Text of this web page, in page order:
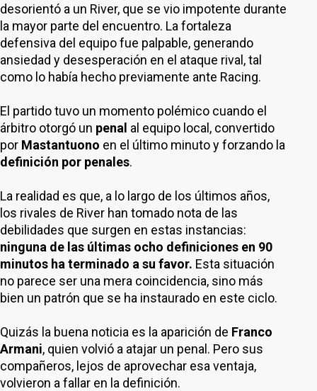
desorientó a un River, que se vio impotente durante
la mayor parte del encuentro. La fortaleza
defensiva del equipo fue palpable, generando
ansiedad y desesperación en el ataque rival, tal
como lo había hecho previamente ante Racing.
El partido tuvo un momento polémico cuando el
árbitro otorgó un penal al equipo local, convertido
por Mastantuono en el último minuto y forzando la
definición por penales.
La realidad es que, a lo largo de los últimos años,
los rivales de River han tomado nota de las
debilidades que surgen en estas instancias:
ninguna de las últimas ocho definiciones en 90
minutos ha terminado a su favor. Esta situación
no parece ser una mera coincidencia, sino más
bien un patrón que se ha instaurado en este ciclo.
Quizás la buena noticia es la aparición de Franco
Armani, quien volvió a atajar un penal. Pero sus
compañeros, lejos de aprovechar esa ventaja,
volvieron a fallar en la definición.